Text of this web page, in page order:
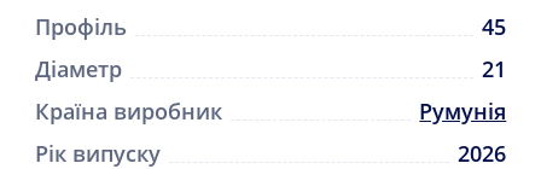
Профіль
45
Діаметр
21
Країна виробник
Румунія
Рік випуску
2026